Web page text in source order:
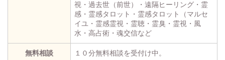
視・過去世（前世）・遠隔ヒーリング・霊
感・霊感タロット・霊感タロット（マルセ
イユ・霊感霊視・霊聴・霊臭・霊視・風
水・高占術・魂交信など
無料相談 １０分無料相談を受付け中。